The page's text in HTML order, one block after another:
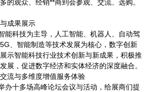
的观众、经销**商到会参观、交流、选购。
成果展示
能科技为主导，人工智能、机器人、自动驾
、智能制造等技术发展为核心，数字创新
示智能科技行业技术创新与新成果，积极推
展，促进数字经济和实体经济的深度融合。
流与多维度增值服务体验
办十多场高峰论坛会议与活动，给展商们提